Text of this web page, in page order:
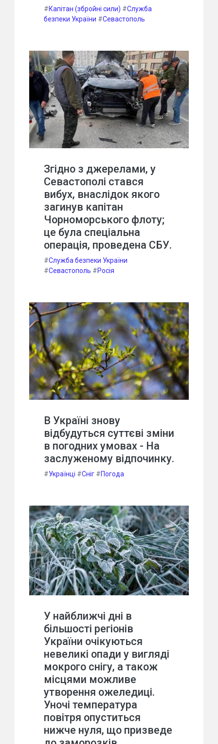
#Капітан (збройні сили) #Служба
безпеки України #Севастополь
Згідно з джерелами, у
Севастополі стався
вибух, внаслідок якого
загинув капітан
Чорноморського флоту;
це була спеціальна
операція, проведена СБУ.
#Служба безпеки України
#Севастополь #Росія
В Україні знову
відбудуться суттєві зміни
в погодних умовах - На
заслуженому відпочинку.
#Українці #Сніг #Погода
У найближчі дні в
більшості регіонів
України очікуються
невеликі опади у вигляді
мокрого снігу, а також
місцями можливе
утворення ожеледиці.
Уночі температура
повітря опуститься
нижче нуля, що призведе